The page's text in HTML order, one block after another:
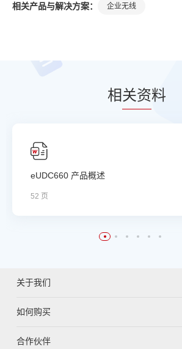
相关产品与解决方案： 企业无线
相关资料
eUDC660 产品概述
52 页
关于我们
如何购买
合作伙伴